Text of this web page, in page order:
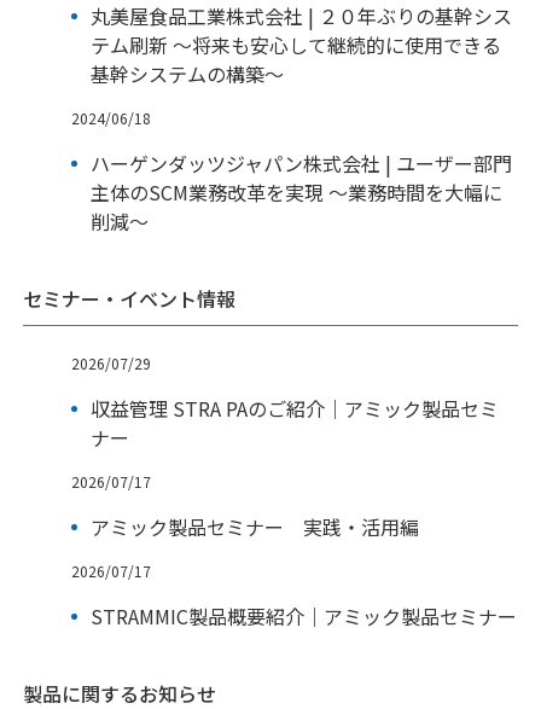
丸美屋食品工業株式会社 | ２０年ぶりの基幹シス
テム刷新 ～将来も安心して継続的に使用できる
基幹システムの構築～
2024/06/18
ハーゲンダッツジャパン株式会社 | ユーザー部門
主体のSCM業務改革を実現 ～業務時間を大幅に
削減～
セミナー・イベント情報
2026/07/29
収益管理 STRA PAのご紹介｜アミック製品セミ
ナー
2026/07/17
アミック製品セミナー 実践・活用編
2026/07/17
STRAMMIC製品概要紹介｜アミック製品セミナー
製品に関するお知らせ